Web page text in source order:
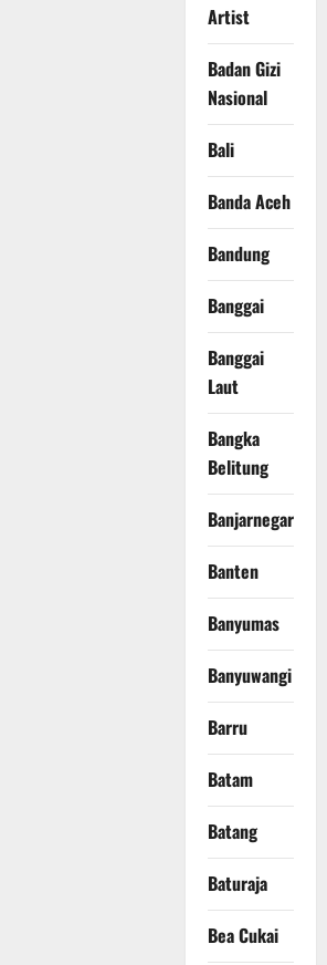
Artist
Badan Gizi
Nasional
Bali
Banda Aceh
Bandung
Banggai
Banggai
Laut
Bangka
Belitung
Banjarnegara
Banten
Banyumas
Banyuwangi
Barru
Batam
Batang
Baturaja
Bea Cukai